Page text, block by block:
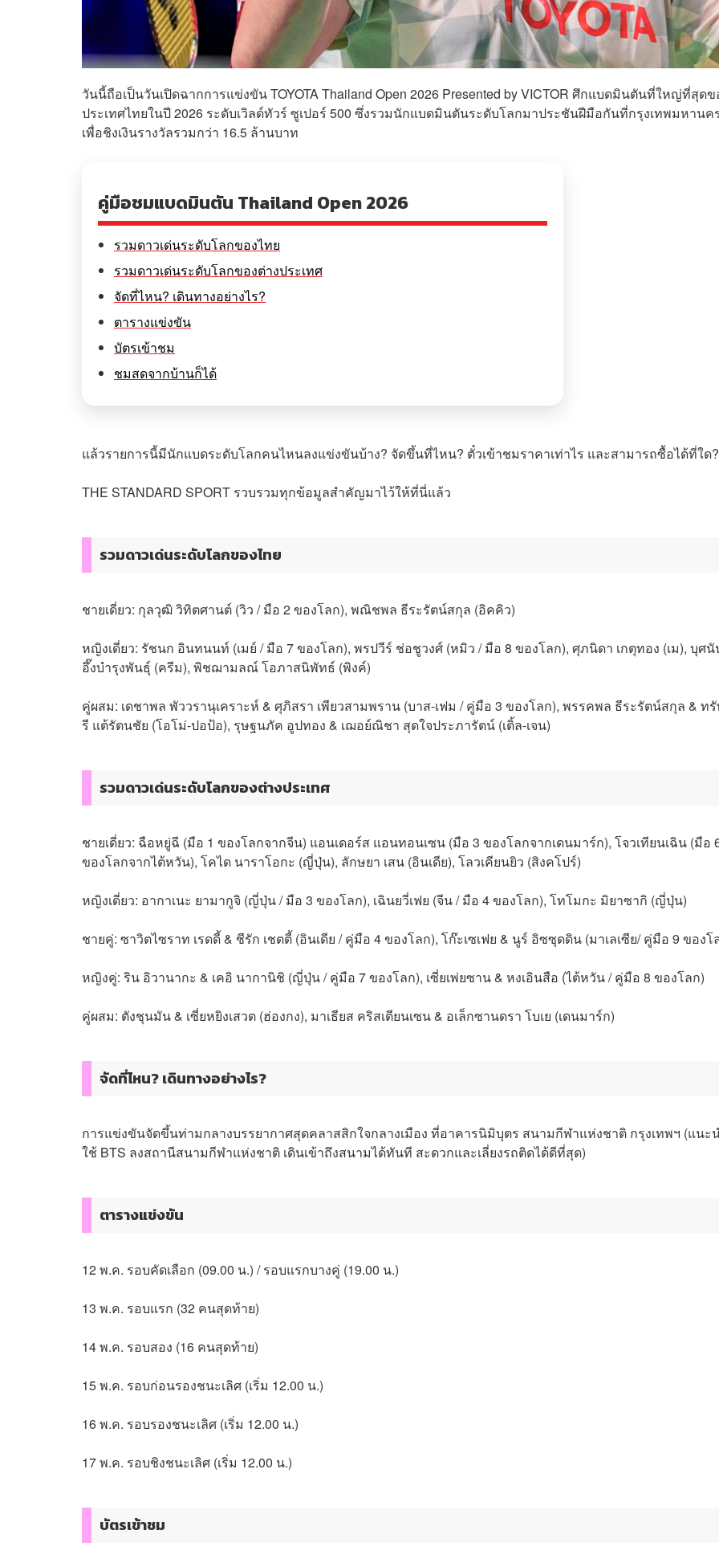
วันนี้ถือเป็นวันเปิดฉากการแข่งขัน TOYOTA Thailand Open 2026 Presented by VICTOR ศึกแบดมินตันที่ใหญ่ที่สุดข
ประเทศไทยในปี 2026 ระดับเวิลด์ทัวร์ ซูเปอร์ 500 ซึ่งรวมนักแบดมินตันระดับโลกมาประชันฝีมือกันที่กรุงเทพมหานค
เพื่อชิงเงินรางวัลรวมกว่า 16.5 ล้านบาท
คู่มือชมแบดมินตัน Thailand Open 2026
รวมดาวเด่นระดับโลกของไทย
รวมดาวเด่นระดับโลกของต่างประเทศ
จัดที่ไหน? เดินทางอย่างไร?
ตารางแข่งขัน
บัตรเข้าชม
ชมสดจากบ้านก็ได้
แล้วรายการนี้มีนักแบดระดับโลกคนไหนลงแข่งขันบ้าง? จัดขึ้นที่ไหน? ตั๋วเข้าชมราคาเท่าไร และสามารถซื้อได้ที่ใด?
THE STANDARD SPORT รวบรวมทุกข้อมูลสำคัญมาไว้ให้ที่นี่แล้ว
รวมดาวเด่นระดับโลกของไทย
ชายเดี่ยว: กุลวุฒิ วิทิตศานต์ (วิว / มือ 2 ของโลก), พณิชพล ธีระรัตน์สกุล (อิคคิว)
หญิงเดี่ยว: รัชนก อินทนนท์ (เมย์ / มือ 7 ของโลก), พรปวีร์ ช่อชูวงศ์ (หมิว / มือ 8 ของโลก), ศุภนิดา เกตุทอง (เม), บุศ
อึ๊งบำรุงพันธุ์ (ครีม), พิชฌามลณ์ โอภาสนิพัทธ์ (พิงค์)
คู่ผสม: เดชาพล พัววรานุเคราะห์ & ศุภิสรา เพียวสามพราน (บาส-เฟม / คู่มือ 3 ของโลก), พรรคพล ธีระรัตน์สกุล & ท
รี แต้รัตนชัย (โอโม่-ปอป้อ), รุษฐนภัค อูปทอง & เฌอย์ณิชา สุดใจประภารัตน์ (เติ้ล-เจน)
รวมดาวเด่นระดับโลกของต่างประเทศ
ชายเดี่ยว: ฉือหยู่ฉี (มือ 1 ของโลกจากจีน) แอนเดอร์ส แอนทอนเซน (มือ 3 ของโลกจากเดนมาร์ก), โจวเทียนเฉิน (มือ
ของโลกจากไต้หวัน), โคได นาราโอกะ (ญี่ปุ่น), ลักษยา เสน (อินเดีย), โลวเคียนยิว (สิงคโปร์)
หญิงเดี่ยว: อากาเนะ ยามากูจิ (ญี่ปุ่น / มือ 3 ของโลก), เฉินยวี่เฟย (จีน / มือ 4 ของโลก), โทโมกะ มิยาซากิ (ญี่ปุ่น)
ชายคู่: ซาวิตไซราท เรดดี้ & ชีรัก เชตตี้ (อินเดีย / คู่มือ 4 ของโลก), โก๊ะเซเฟย & นูร์ อิซซุดดิน (มาเลเซีย/ คู่มือ 9 ของโ
หญิงคู่: ริน อิวานากะ & เคอิ นากานิชิ (ญี่ปุ่น / คู่มือ 7 ของโลก), เซี่ยเพ่ยซาน & หงเอินสือ (ไต้หวัน / คู่มือ 8 ของโลก)
คู่ผสม: ตังชุนมัน & เซี่ยหยิงเสวต (ฮ่องกง), มาเธียส คริสเตียนเซน & อเล็กซานดรา โบเย (เดนมาร์ก)
จัดที่ไหน? เดินทางอย่างไร?
การแข่งขันจัดขึ้นท่ามกลางบรรยากาศสุดคลาสสิกใจกลางเมือง ที่อาคารนิมิบุตร สนามกีฬาแห่งชาติ กรุงเทพฯ (แนะ
ใช้ BTS ลงสถานีสนามกีฬาแห่งชาติ เดินเข้าถึงสนามได้ทันที สะดวกและเลี่ยงรถติดได้ดีที่สุด)
ตารางแข่งขัน
12 พ.ค. รอบคัดเลือก (09.00 น.) / รอบแรกบางคู่ (19.00 น.)
13 พ.ค. รอบแรก (32 คนสุดท้าย)
14 พ.ค. รอบสอง (16 คนสุดท้าย)
15 พ.ค. รอบก่อนรองชนะเลิศ (เริ่ม 12.00 น.)
16 พ.ค. รอบรองชนะเลิศ (เริ่ม 12.00 น.)
17 พ.ค. รอบชิงชนะเลิศ (เริ่ม 12.00 น.)
บัตรเข้าชม